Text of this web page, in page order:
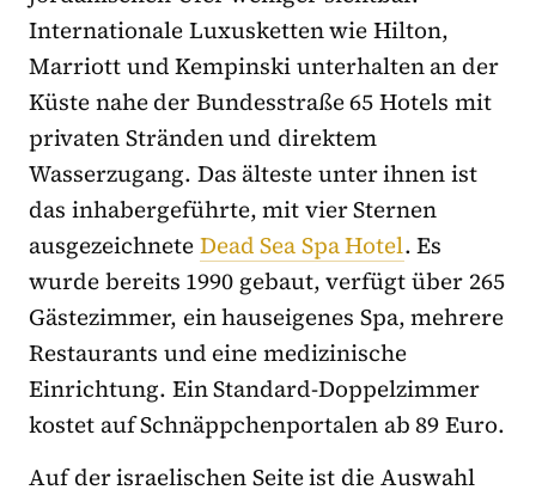
Internationale Luxusketten wie Hilton,
Marriott und Kempinski unterhalten an der
Küste nahe der Bundesstraße 65 Hotels mit
privaten Stränden und direktem
Wasserzugang. Das älteste unter ihnen ist
das inhabergeführte, mit vier Sternen
ausgezeichneteDead Sea Spa Hotel. Es
wurde bereits 1990 gebaut, verfügt über 265
Gästezimmer, ein hauseigenes Spa, mehrere
Restaurants und eine medizinische
Einrichtung. Ein Standard-Doppelzimmer
kostet auf Schnäppchenportalen ab 89 Euro.
Auf der israelischen Seite ist die Auswahl